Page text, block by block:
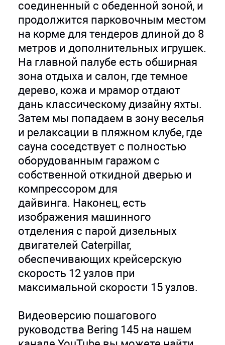
соединенный с обеденной зоной, и
продолжится парковочным местом
на корме для тендеров длиной до 8
метров и дополнительных игрушек.
На главной палубе есть обширная
зона отдыха и салон, где темное
дерево, кожа и мрамор отдают
дань классическому дизайну яхты.
Затем мы попадаем в зону веселья
и релаксации в пляжном клубе, где
сауна соседствует с полностью
оборудованным гаражом с
собственной откидной дверью и
компрессором для
дайвинга. Наконец, есть
изображения машинного
отделения с парой дизельных
двигателей Caterpillar,
обеспечивающих крейсерскую
скорость 12 узлов при
максимальной скорости 15 узлов.
Видеоверсию пошагового
руководства Bering 145 на нашем